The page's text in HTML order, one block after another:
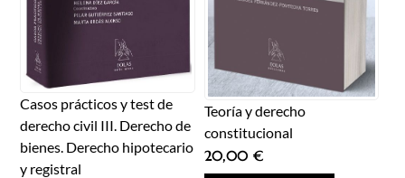
Casos prácticos y test de
derecho civil III. Derecho de
bienes. Derecho hipotecario
y registral
Teoría y derecho
constitucional
20,00 €